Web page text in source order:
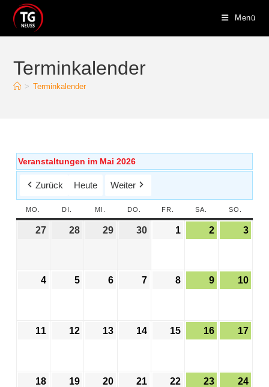
Menü
Terminkalender
> Terminkalender
Veranstaltungen im Mai 2026
Zurück Heute Weiter
MO. DI. MI. DO. FR. SA. SO.
27 28 29 30 1 2 3
4 5 6 7 8 9 10
11 12 13 14 15 16 17
18 19 20 21 22 23 24